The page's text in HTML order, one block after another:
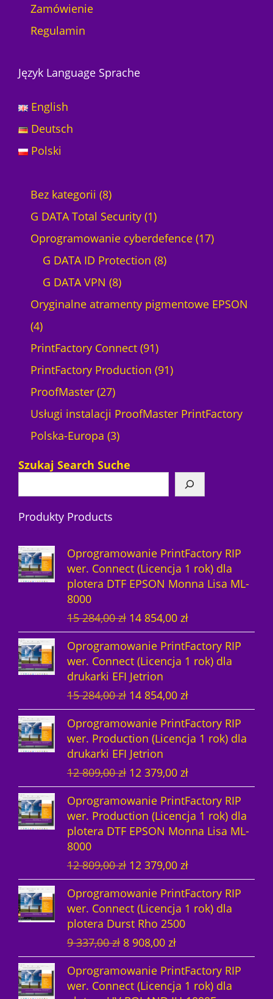
Zamówienie
Regulamin
Język Language Sprache
English
Deutsch
Polski
Bez kategorii 88
p
r
o
d
u
t
ó
w
G DATA Total Security 11
p
r
d
k
t
Oprogramowanie cyberdefence 171
r
t
G DATA ID Protection 88
r
u
t
G DATA VPN 88
p
o
d
k
t
ó
Oryginalne atramenty pigmentowe EPSON
44
p
r
o
d
u
k
y
PrintFactory Connect 919
1
r
k
w
PrintFactory Production 919
p
u
ó
w
ProofMaster 272
7
p
d
u
t
ó
w
Usługi instalacji ProofMaster PrintFactory
Polska-Europa 33
p
o
k
t
Szukaj Search Suche
Produkty Products
Oprogramowanie PrintFactory RIP
wer. Connect (Licencja 1 rok) dla
plotera DTF EPSON Monna Lisa ML-
8000
15 284,00zł P
i
e
r
w
o
t
n
a
c
e
n
a
w
y
o
i
:
1
5
14 854,00 złA
k
t
u
l
n
a
c
n
a
w
y
n
i
:
5
4
Oprogramowanie PrintFactory RIP
wer. Connect (Licencja 1 rok) dla
drukarki EFI Jetrion
15 284,00zł P
i
e
r
w
o
t
n
a
c
n
a
w
y
n
o
i
ł
14 854,00 złA
k
t
u
l
n
a
c
e
a
w
y
n
i
:
1
Oprogramowanie PrintFactory RIP
wer. Production (Licencja 1 rok) dla
drukarki EFI Jetrion
12 809,00zł P
i
e
r
w
t
n
a
c
e
n
a
w
y
12 379,00 złA
k
t
u
a
n
a
c
e
w
y
n
Oprogramowanie PrintFactory RIP
wer. Production (Licencja 1 rok) dla
plotera DTF EPSON Monna Lisa ML-
8000
12 809,00zł P
i
e
r
w
o
t
n
a
12 379,00 złA
k
t
u
n
a
c
Oprogramowanie PrintFactory RIP
wer. Connect (Licencja 1 rok) dla
plotera Durst Rho 2500
9 337,00zł P
i
e
r
8 908,00 złA
k
t
u
Oprogramowanie PrintFactory RIP
wer. Connect (Licencja 1 rok) dla